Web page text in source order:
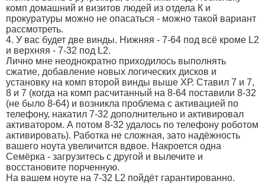
комп домашний и визитов людей из отдела К и
прокуратуры можно не опасаться - можно такой вариант
рассмотреть.
4. У вас будет две винды. Нижняя - 7-64 под всё кроме L2
и верхняя - 7-32 под L2.
Лично мне неоднократно приходилось выполнять
сжатие, добавление новых логических дисков и
установку на комп второй винды выше ХР. Ставил 7 и 7,
8 и 7 (когда на комп расчитанный на 8-64 поставили 8-32
(не было 8-64) и возникла проблема с активацией по
телефону, накатил 7-32 дополнительно и активировал
активатором. А потом 8-32 удалось по телефону роботом
активировать). Работка не сложная, зато надёжность
вашего ноута увеличится вдвое. Накроется одна
Семёрка - загрузитесь с другой и вылечите и
восстановите порченную.
На вашем ноуте на 7-32 L2 пойдёт гарантированно.